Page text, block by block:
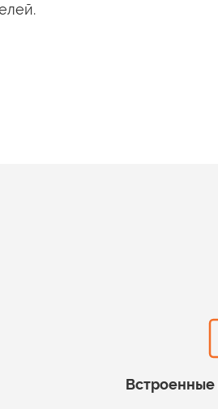
Встроенные